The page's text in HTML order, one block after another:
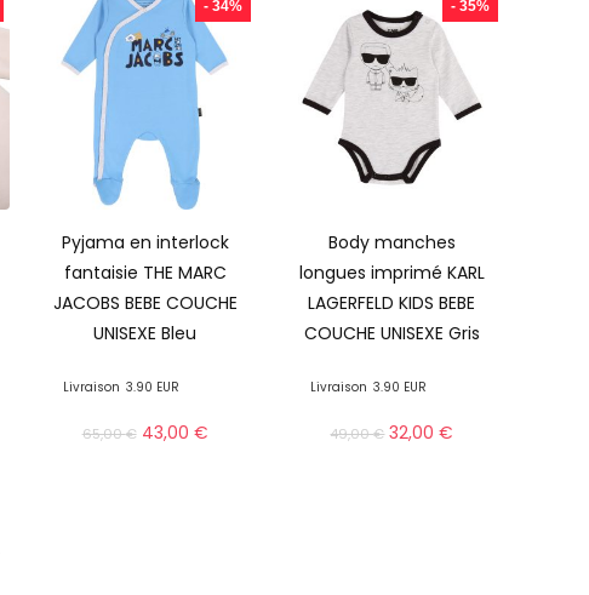
- 34%
Pyjama en interlock
fantaisie THE MARC
JACOBS BEBE COUCHE
UNISEXE Bleu
Livraison 3.90 EUR
65,00€ 43,00 €
- 35%
Body manches
longues imprimé KARL
LAGERFELD KIDS BEBE
COUCHE UNISEXE Gris
Livraison 3.90 EUR
49,00€ 32,00€